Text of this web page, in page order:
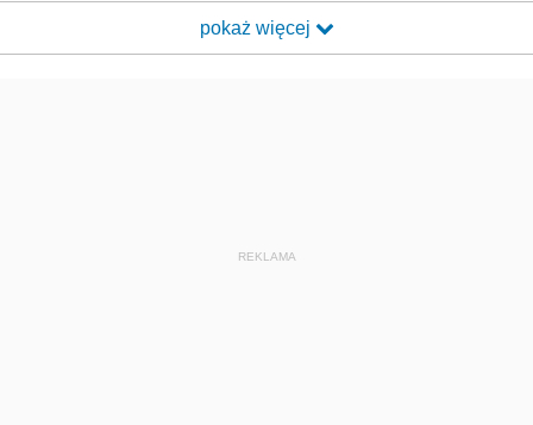
pokaż więcej
REKLAMA